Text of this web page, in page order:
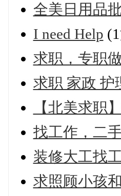
全美日用品
I need Help
求职，专职
求职 家政 护
【北美求职
找工作，二
装修大工找
求照顾小孩